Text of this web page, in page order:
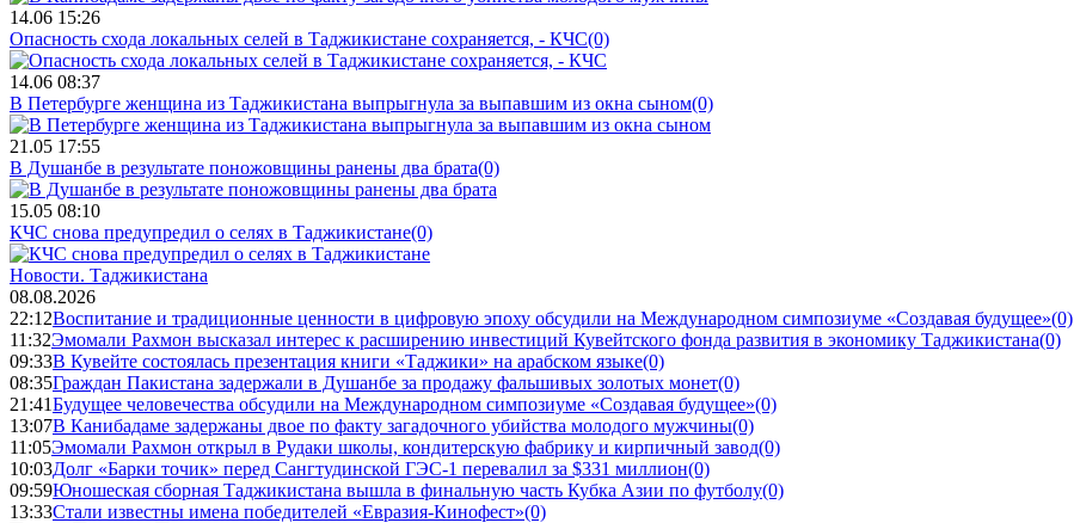
14.06 15:26
Опасность схода локальных селей в Таджикистане сохраняется, - КЧС(0)
14.06 08:37
В Петербурге женщина из Таджикистана выпрыгнула за выпавшим из окна сыном(0)
21.05 17:55
В Душанбе в результате поножовщины ранены два брата(0)
15.05 08:10
КЧС снова предупредил о селях в Таджикистане(0)
Новости. Таджикистана
08.08.2026
22:12Воспитание и традиционные ценности в цифровую эпоху обсудили на Международном симпозиуме «Создавая будущее»(0)
11:32Эмомали Рахмон высказал интерес к расширению инвестиций Кувейтского фонда развития в экономику Таджикистана(0)
09:33В Кувейте состоялась презентация книги «Таджики» на арабском языке(0)
08:35Граждан Пакистана задержали в Душанбе за продажу фальшивых золотых монет(0)
21:41Будущее человечества обсудили на Международном симпозиуме «Создавая будущее»(0)
13:07В Канибадаме задержаны двое по факту загадочного убийства молодого мужчины(0)
11:05Эмомали Рахмон открыл в Рудаки школы, кондитерскую фабрику и кирпичный завод(0)
10:03Долг «Барки точик» перед Сангтудинской ГЭС-1 перевалил за $331 миллион(0)
09:59Юношеская сборная Таджикистана вышла в финальную часть Кубка Азии по футболу(0)
13:33Стали известны имена победителей «Евразия-Кинофест»(0)